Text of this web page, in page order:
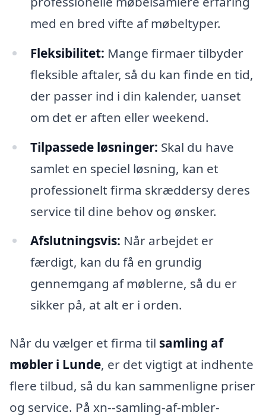
med en bred vifte af møbeltyper.
Fleksibilitet: Mange firmaer tilbyder
fleksible aftaler, så du kan finde en tid,
der passer ind i din kalender, uanset
om det er aften eller weekend.
Tilpassede løsninger: Skal du have
samlet en speciel løsning, kan et
professionelt firma skræddersy deres
service til dine behov og ønsker.
Afslutningsvis: Når arbejdet er
færdigt, kan du få en grundig
gennemgang af møblerne, så du er
sikker på, at alt er i orden.
Når du vælger et firma til samling af
møbler i Lunde, er det vigtigt at indhente
flere tilbud, så du kan sammenligne priser
og service. På xn--samling-af-mbler-